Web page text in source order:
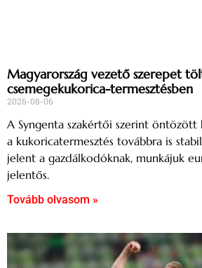
Magyarország vezető szerepet
csemegekukorica-termesztésben
2026-08-06
A Syngenta szakértői szerint
a kukoricatermesztés továbbra is
jelent a gazdálkodóknak, munkájuk
jelentős.
Tovább olvasom »